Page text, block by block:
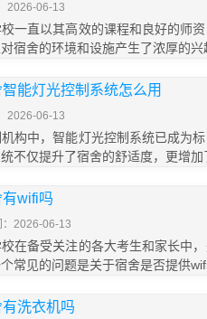
2026-06-13
一直以其高效的课程和良好的师
宿舍的环境和设施产生了浓厚的兴
能灯光控制系统怎么用
2026-06-13
构中，智能灯光控制系统已成为
不仅提升了宿舍的舒适度，更增加
wifi吗
：2026-06-13
在备受关注的各大考生和家长中
常见的问题是关于宿舍是否提供
洗衣机吗